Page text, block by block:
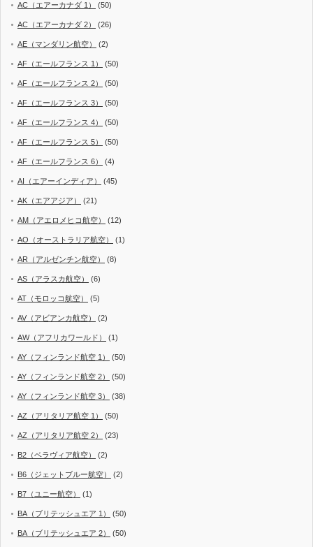
AC（エアーカナダ 1） (50)
AC（エアーカナダ 2） (26)
AE（マンダリン航空） (2)
AF（エールフランス 1） (50)
AF（エールフランス 2） (50)
AF（エールフランス 3） (50)
AF（エールフランス 4） (50)
AF（エールフランス 5） (50)
AF（エールフランス 6） (4)
AI（エアーインディア） (45)
AK（エアアジア） (21)
AM（アエロメヒコ航空） (12)
AO（オーストラリア航空） (1)
AR（アルゼンチン航空） (8)
AS（アラスカ航空） (6)
AT（モロッコ航空） (5)
AV（アビアンカ航空） (2)
AW（アフリカワールド） (1)
AY（フィンランド航空 1） (50)
AY（フィンランド航空 2） (50)
AY（フィンランド航空 3） (38)
AZ（アリタリア航空 1） (50)
AZ（アリタリア航空 2） (23)
B2（ベラヴィア航空） (2)
B6（ジェットブルー航空） (2)
B7（ユニー航空） (1)
BA（ブリテッシュエア 1） (50)
BA（ブリテッシュエア 2） (50)